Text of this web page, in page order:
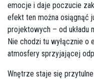
emocje i daje poczucie
efekt ten można osiągnąć
projektowych – od układu
Nie chodzi tu wyłącznie o
atmosfery sprzyjającej
Wnętrze staje się